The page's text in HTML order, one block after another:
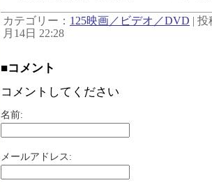
カテゴリー： 125映画／ビデオ／DVD | 投
月14日 22:28
■コメント
コメントしてください
名前:
メールアドレス: